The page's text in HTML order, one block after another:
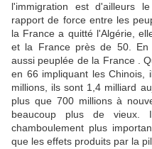
l'immigration est d'ailleurs
rapport de force entre les
la France a quitté l'Algérie,
et la France près de 50. En
aussi peuplée de la France .
en 66 impliquant les Chinois,
millions, ils sont 1,4 milliard
plus que 700 millions à
beaucoup plus de
chamboulement plus
que les effets produits par la